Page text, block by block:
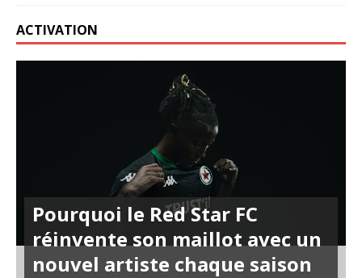
ACTIVATION
Pourquoi le Red Star FC
réinvente son maillot avec un
nouvel artiste chaque saison